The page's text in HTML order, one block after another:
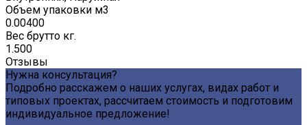
Объем упаковки м3
0.00400
Вес брутто кг.
1.500
Отзывы
Нужна консультация?
Подробно расскажем о наших услугах, видах работ и
типовых проектах, рассчитаем стоимость и подготовим
индивидуальное предложение!